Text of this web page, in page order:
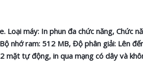
máy: In phun đa chức năng, Chức
nhớ ram: 512 MB, Độ phân giải: Lên
mặt tự động, in qua mạng có dây và